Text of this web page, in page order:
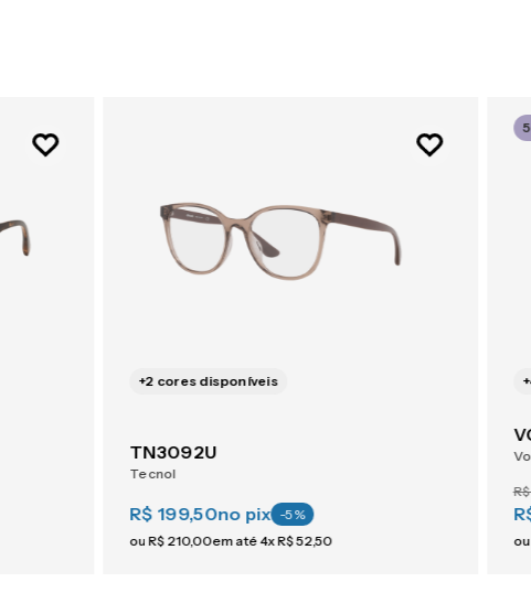
+2 cores disponíveis
TN3092U
Tecnol
R$ 199,50no pix -5%
ouR$ 210,00em até4xR$52,50
+
R$
ou